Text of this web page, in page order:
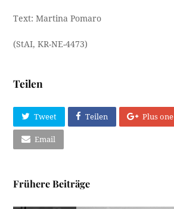
Text: Martina Pomaro
(StAI, KR-NE-4473)
Teilen
Tweet Teilen Plus one
Email
Frühere Beiträge